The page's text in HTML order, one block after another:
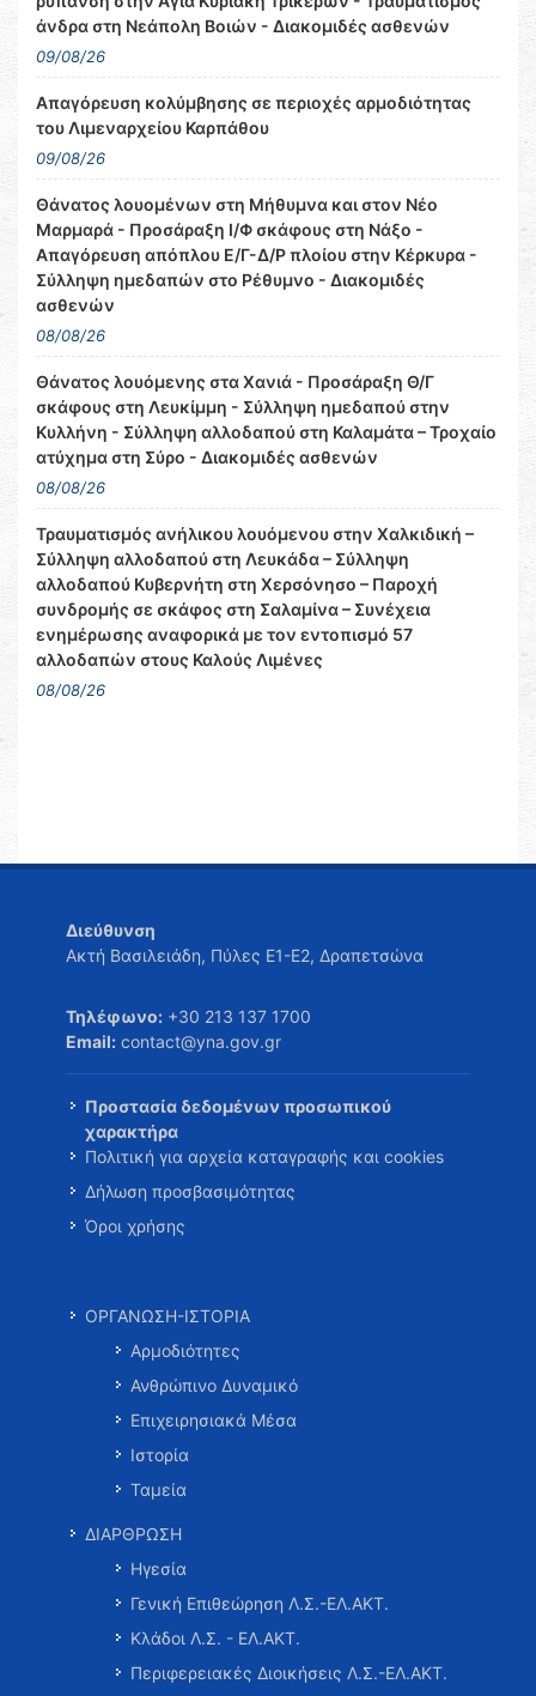
άνδρα στη Νεάπολη Βοιών - Διακομιδές ασθενών
09/08/26
Απαγόρευση κολύμβησης σε περιοχές αρμοδιότητας
του Λιμεναρχείου Καρπάθου
09/08/26
Θάνατος λουομένων στη Μήθυμνα και στον Νέο
Μαρμαρά - Προσάραξη Ι/Φ σκάφους στη Νάξο -
Απαγόρευση απόπλου Ε/Γ-Δ/Ρ πλοίου στην Κέρκυρα -
Σύλληψη ημεδαπών στο Ρέθυμνο - Διακομιδές
ασθενών
08/08/26
Θάνατος λουόμενης στα Χανιά - Προσάραξη Θ/Γ
σκάφους στη Λευκίμμη - Σύλληψη ημεδαπού στην
Κυλλήνη - Σύλληψη αλλοδαπού στη Καλαμάτα – Τροχαίο
ατύχημα στη Σύρο - Διακομιδές ασθενών
08/08/26
Τραυματισμός ανήλικου λουόμενου στην Χαλκιδική –
Σύλληψη αλλοδαπού στη Λευκάδα – Σύλληψη
αλλοδαπού Κυβερνήτη στη Χερσόνησο – Παροχή
συνδρομής σε σκάφος στη Σαλαμίνα – Συνέχεια
ενημέρωσης αναφορικά με τον εντοπισμό 57
αλλοδαπών στους Καλούς Λιμένες
08/08/26
Διεύθυνση
Ακτή Βασιλειάδη, Πύλες Ε1-Ε2, Δραπετσώνα
Τηλέφωνο: +30 213 137 1700
Email: contact@yna.gov.gr
Προστασία δεδομένων προσωπικού
χαρακτήρα
Πολιτική για αρχεία καταγραφής και cookies
Δήλωση προσβασιμότητας
Όροι χρήσης
ΟΡΓΑΝΩΣΗ-ΙΣΤΟΡΙΑ
Αρμοδιότητες
Ανθρώπινο Δυναμικό
Επιχειρησιακά Μέσα
Ιστορία
Ταμεία
ΔΙΑΡΘΡΩΣΗ
Ηγεσία
Γενική Επιθεώρηση Λ.Σ.-ΕΛ.ΑΚΤ.
Κλάδοι Λ.Σ. - ΕΛ.ΑΚΤ.
Περιφερειακές Διοικήσεις Λ.Σ.-ΕΛ.ΑΚΤ.